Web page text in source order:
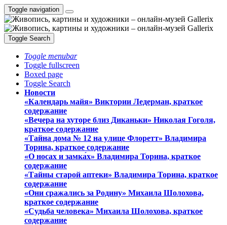
Toggle navigation
Toggle Search
Toggle menubar
Toggle fullscreen
Boxed page
Toggle Search
Новости
«Календарь майя» Виктории Ледерман, краткое
содержание
«Вечера на хуторе близ Диканьки» Николая Гоголя,
краткое содержание
«Тайна дома № 12 на улице Флоретт» Владимира
Торина, краткое содержание
«О носах и замка́х» Владимира Торина, краткое
содержание
«Тайны старой аптеки» Владимира Торина, краткое
содержание
«Они сражались за Родину» Михаила Шолохова,
краткое содержание
«Судьба человека» Михаила Шолохова, краткое
содержание